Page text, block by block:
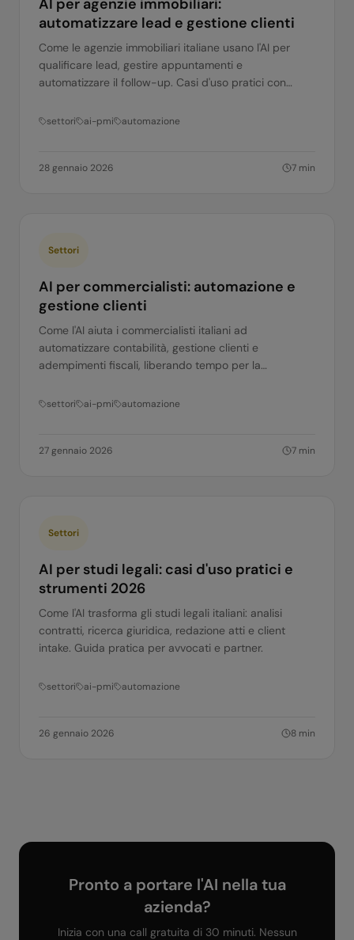
AI per agenzie immobiliari:
automatizzare lead e gestione clienti
Come le agenzie immobiliari italiane usano l'AI per
qualificare lead, gestire appuntamenti e
automatizzare il follow-up. Casi d'uso pratici con
settori ai-pmi automazione
28 gennaio 2026 7 min
Settori
AI per commercialisti: automazione e
gestione clienti
Come l'AI aiuta i commercialisti italiani ad
automatizzare contabilità, gestione clienti e
adempimenti fiscali, liberando tempo per la
settori ai-pmi automazione
27 gennaio 2026 7 min
Settori
AI per studi legali: casi d'uso pratici e
strumenti 2026
Come l'AI trasforma gli studi legali italiani: analisi
contratti, ricerca giuridica, redazione atti e client
intake. Guida pratica per avvocati e partner.
settori ai-pmi automazione
26 gennaio 2026 8 min
Pronto a portare l'AI nella tua
azienda?
Inizia con una call gratuita di 30 minuti. Nessun